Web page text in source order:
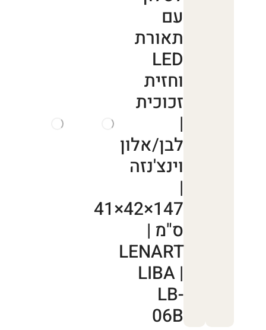
עם
תאורת
LED
וחזית
זכוכית
|
לבן/אלון
וינצ'נזה
|
147×42×41
ס"מ |
LENART
LIBA |
LB-
06B